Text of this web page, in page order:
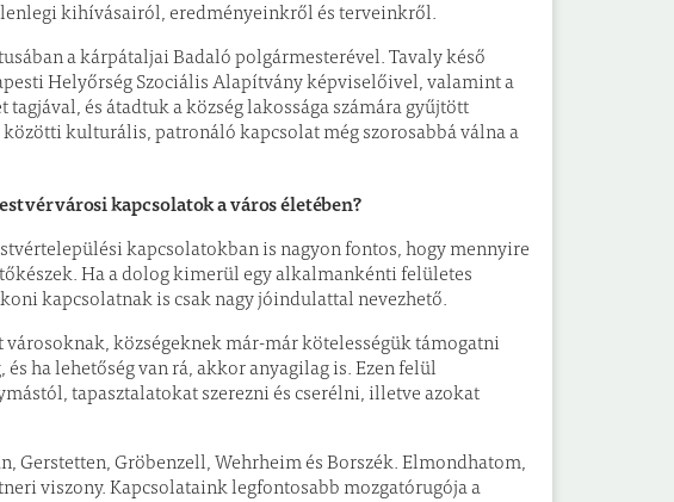
kihívásairól, eredményeinkről és terveinkről.
a kárpátaljai Badaló polgármesterével. Tavaly késő
Helyőrség Szociális Alapítvány képviselőivel, valamint a
és átadtuk a község lakossága számára gyűjtött
kulturális, patronáló kapcsolat még szorosabbá válna a
kapcsolatok a város életében?
kapcsolatokban is nagyon fontos, hogy mennyire
Ha a dolog kimerül egy alkalmankénti felületes
kapcsolatnak is csak nagy jóindulattal nevezhető.
községeknek már-már kötelességük támogatni
ha lehetőség van rá, akkor anyagilag is. Ezen felül
tapasztalatokat szerezni és cserélni, illetve azokat
Gerstetten, Gröbenzell, Wehrheim és Borszék. Elmondhatom,
viszony. Kapcsolataink legfontosabb mozgatórugója a